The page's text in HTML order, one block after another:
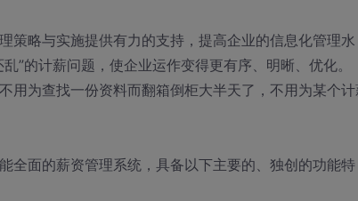
策略与实施提供有力的支持，提高企业的信息化管理水
”的计薪问题，使企业运作变得更有序、明晰、优化。
用为查找一份资料而翻箱倒柜大半天了，不用为某个计
全面的薪资管理系统，具备以下主要的、独创的功能特